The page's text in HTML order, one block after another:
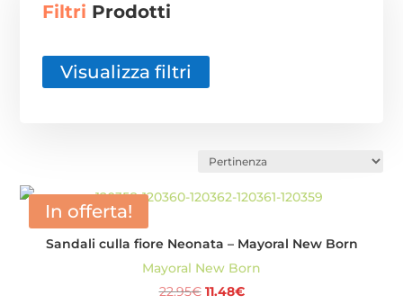
Filtri Prodotti
Visualizza filtri
In offerta!
Sandali culla fiore Neonata – Mayoral New Born
Mayoral New Born
22.95€ Il
11.48€Il